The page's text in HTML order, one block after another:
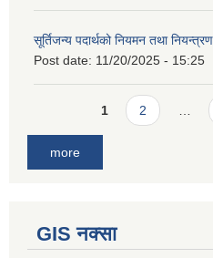
सूर्तिजन्य पदार्थको नियमन तथा
Post date: 11/20/2025 - 15:25
Pages1 2
more
GIS नक्सा